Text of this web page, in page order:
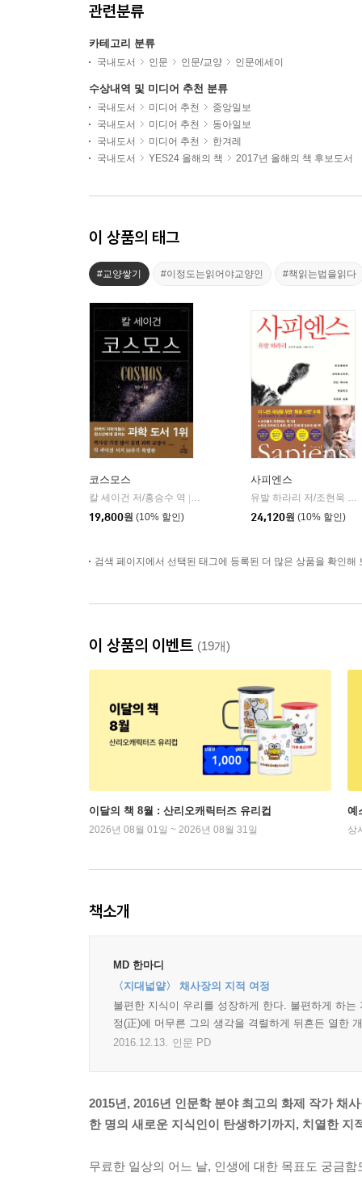
관련분류
카테고리 분류
국내도서 인문 인문/교양 인문에세이
수상내역 및 미디어 추천 분류
국내도서 미디어 추천
중앙일보
국내도서
미디어 추천
동아일보
국내도서
미디어 추천
한겨레
국내도서
YES24 올해의 책 2017년 올해의 책 후보도서
이 상품의 태그
#교양쌓기 #이정도는읽어야교양인 #책읽는법을읽다
코스모스
칼 세이건 저/홍승수 역
사이언스북스
19,800원 (10% 할인)
사피엔스
유발 하라리 저/조현욱 역/이태수 감수
24,120원 (10% 할인)
검색 페이지에서 선택된 태그에 등록된 더 많은 상품을 확인해
이 상품의 이벤트 (19개)
이달의 책 8월 : 산리오캐릭터즈 유리컵
2026년 08월 01일 ~ 2026년 08월 31일
예
상
책소개
MD 한마디
〈지대넓얕〉 채사장의 지적 여정
불편한 지식이 우리를 성장하게 한다. 불편하게 하
정(正)에 머무른 그의 생각을 격렬하게 뒤흔든 열한
2016.12.13. 인문 PD
2015년, 2016년 인문학 분야 최고의 화제 작가 채
한 명의 새로운 지식인이 탄생하기까지, 치열한 지
무료한 일상의 어느 날, 인생에 대한 목표도 궁금